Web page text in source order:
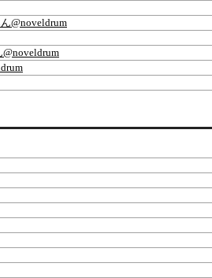
@noveldrum